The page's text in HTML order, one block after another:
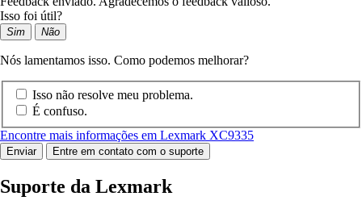
Isso foi útil?
Sim Não
Nós lamentamos isso. Como podemos melhorar?
Isso não resolve meu problema.
É confuso.
Encontre mais informações em Lexmark XC9335
Enviar Entre em contato com o suporte
Suporte da Lexmark